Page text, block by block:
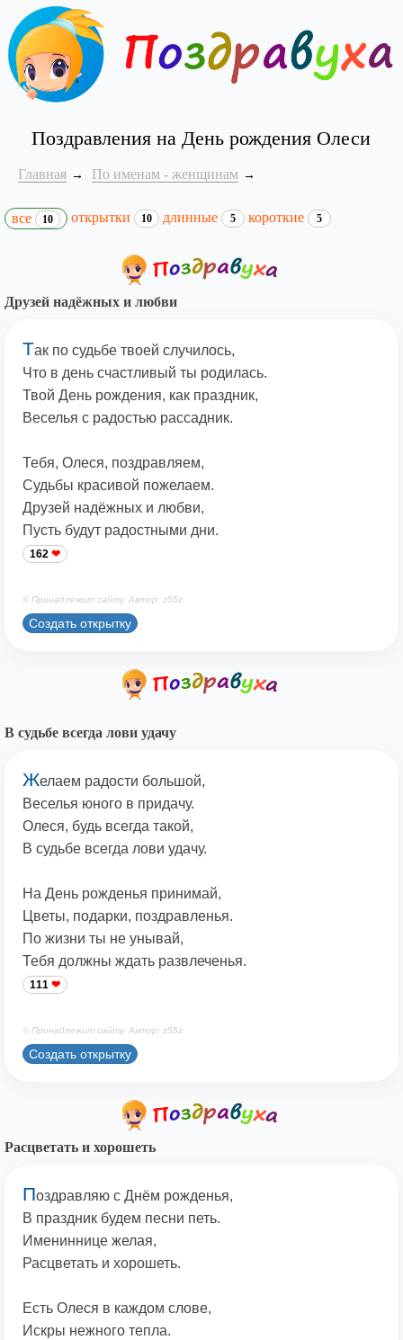
Поздравления на День рождения Олеси
Главная По именам - женщинам
все 10 открытки 10 длинные 5 короткие 5
Друзей надёжных и любви
Так по судьбе твоей случилось,
Что в день счастливый ты родилась.
Твой День рождения, как праздник,
Веселья с радостью рассадник.
Тебя, Олеся, поздравляем,
Судьбы красивой пожелаем.
Друзей надёжных и любви,
Пусть будут радостными дни.
162
© Принадлежит сайту. Автор: z55z
Создать открытку
В судьбе всегда лови удачу
Желаем радости большой,
Веселья юного в придачу.
Олеся, будь всегда такой,
В судьбе всегда лови удачу.
На День рожденья принимай,
Цветы, подарки, поздравленья.
По жизни ты не унывай,
Тебя должны ждать развлеченья.
111
© Принадлежит сайту. Автор: z55z
Создать открытку
Расцветать и хорошеть
Поздравляю с Днём рожденья,
В праздник будем песни петь.
Имениннице желая,
Расцветать и хорошеть.
Есть Олеся в каждом слове,
Искры нежного тепла.